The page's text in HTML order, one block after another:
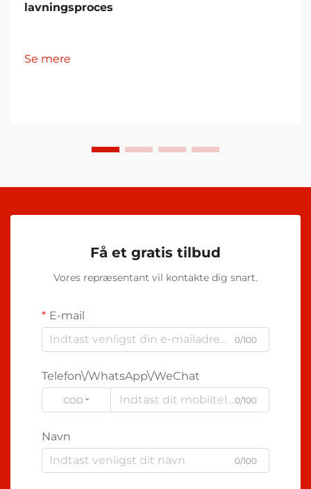
lavningsproces
Se mere
Få et gratis tilbud
Vores repræsentant vil kontakte dig snart.
E-mail
0/100
Telefon\/WhatsApp\/WeChat
CODE 0/100
Navn
0/100